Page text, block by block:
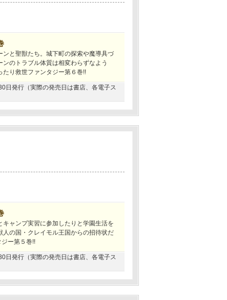
と聖獣たち。城下町の探索や魔導具づ
のトラブル体質は相変わらずなよう
り救世ファンタジー第６巻!!
日発行（実際の発売日は書店、各電子ス
ャンプ実習に参加したりと学園生活を
の国・クレイモル王国からの招待状だ
ー第５巻!!
日発行（実際の発売日は書店、各電子ス